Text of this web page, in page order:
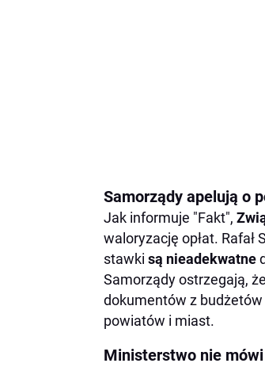
Samorządy apelują o
Jak informuje "Fakt",
waloryzację opłat.
stawki są nieadekwatne
Samorządy ostrzegają,
dokumentów z
powiatów i miast.
Ministerstwo nie mówi